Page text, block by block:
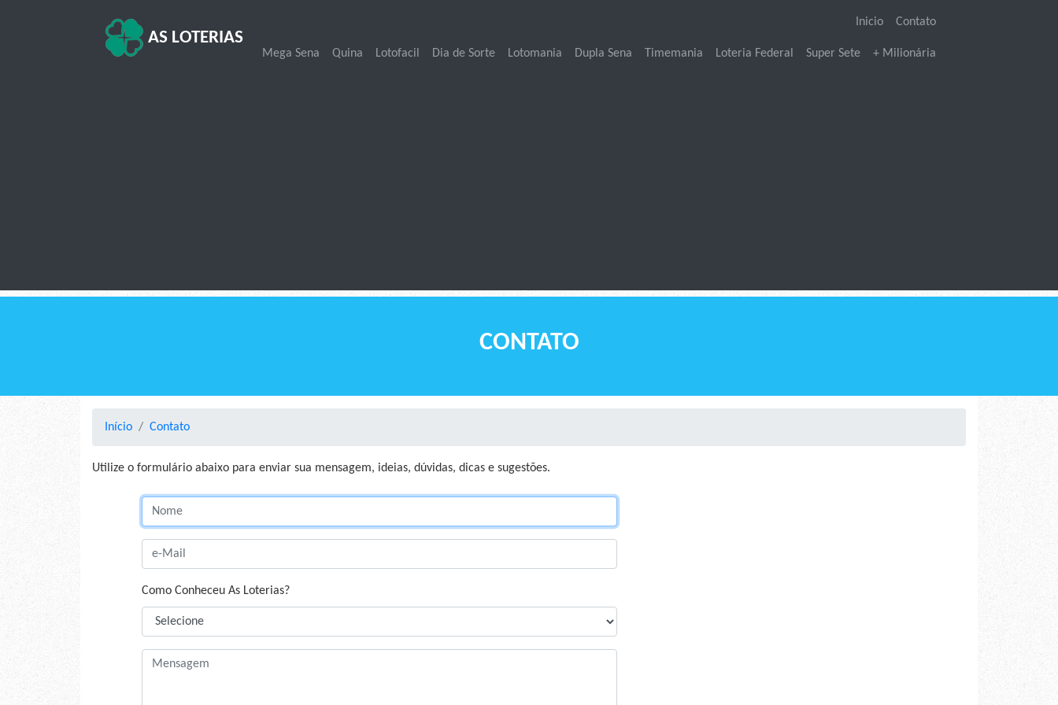
AS LOTERIAS
Inicio Contato
Mega Sena Quina Lotofacil Dia de Sorte Lotomania Dupla Sena Timemania Loteria Federal Super Sete + Milionária
CONTATO
Início Contato
Utilize o formulário abaixo para enviar sua mensagem, ideias, dúvidas, dicas e sugestões.
Nome:
e-Mail:
Como Conheceu As Loterias?
Mensagem: